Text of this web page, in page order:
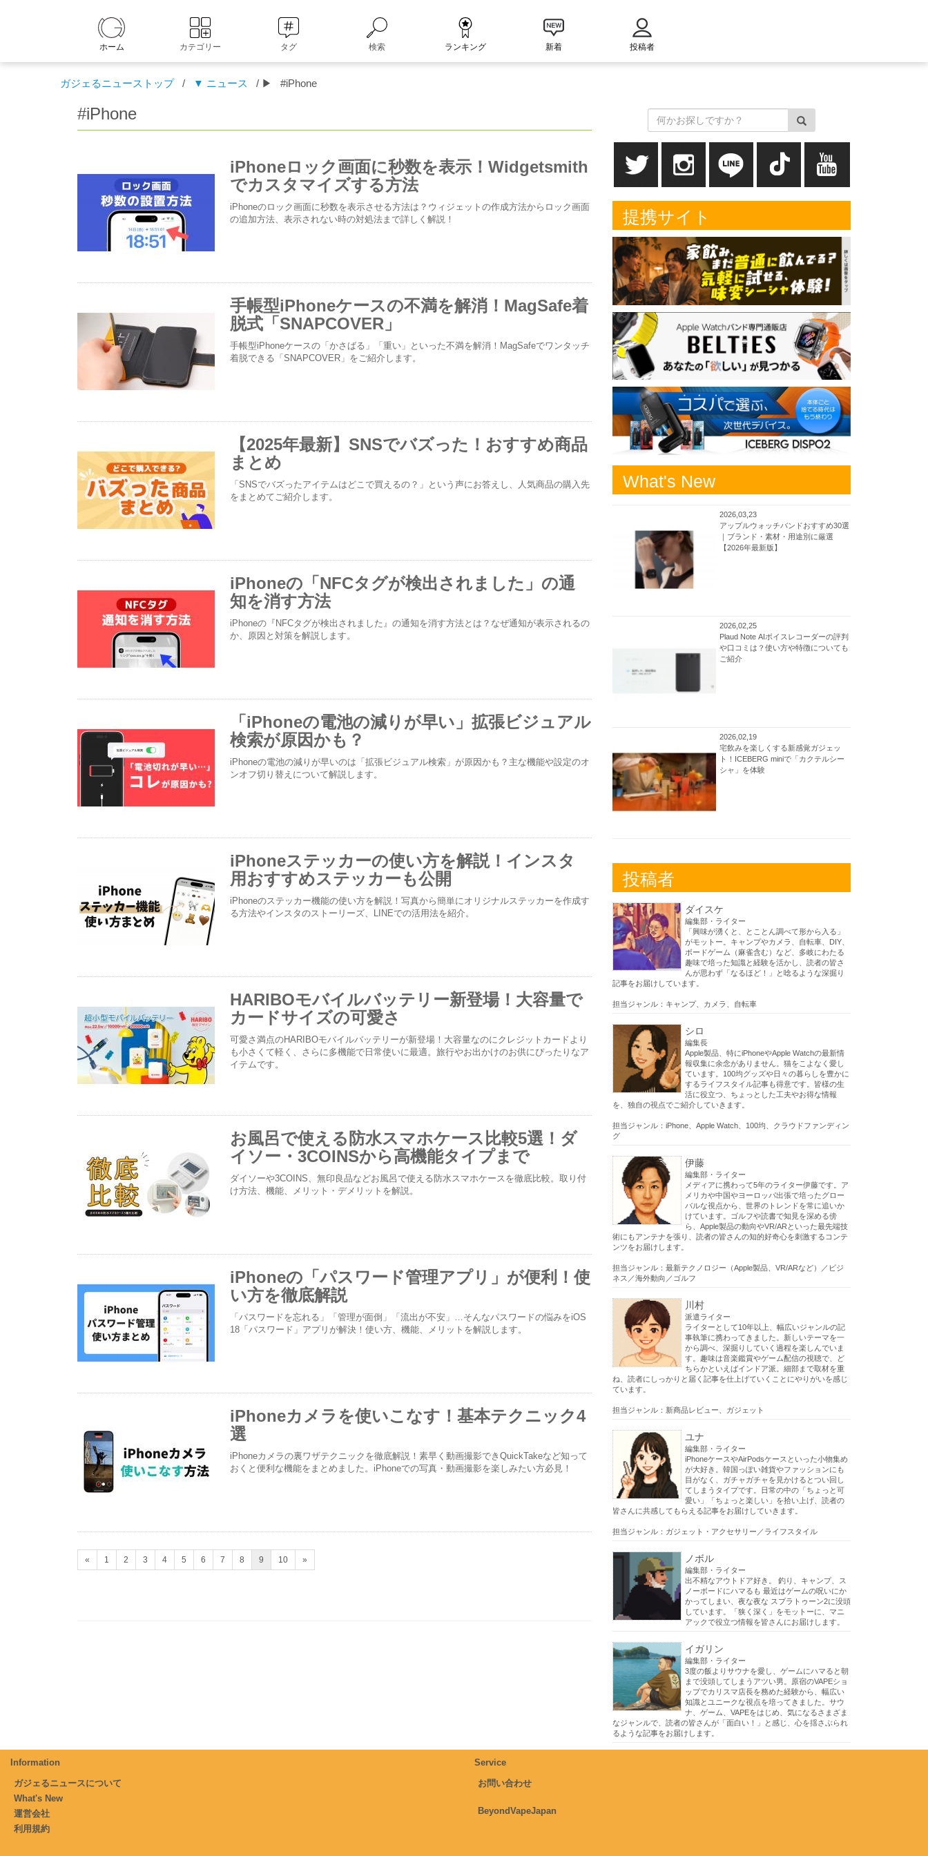
ホーム カテゴリー タグ 検索 ランキング 新着 投稿者
ガジェるニューストップ / ▼ ニュース / ▶ #iPhone
#iPhone
iPhoneロック画面に秒数を表示！Widgetsmith
でカスタマイズする方法
iPhoneのロック画面に秒数を表示させる方法は？ウィジェットの作成方法からロック画面
の追加方法、表示されない時の対処法まで詳しく解説！
手帳型iPhoneケースの不満を解消！MagSafe着
脱式「SNAPCOVER」
手帳型iPhoneケースの「かさばる」「重い」といった不満を解消！MagSafeでワンタッチ
着脱できる「SNAPCOVER」をご紹介します。
【2025年最新】SNSでバズった！おすすめ商品
まとめ
「SNSでバズったアイテムはどこで買えるの？」という声にお答えし、人気商品の購入先
をまとめてご紹介します。
iPhoneの「NFCタグが検出されました」の通
知を消す方法
iPhoneの『NFCタグが検出されました』の通知を消す方法とは？なぜ通知が表示されるの
か、原因と対策を解説します。
「iPhoneの電池の減りが早い」拡張ビジュアル
検索が原因かも？
iPhoneの電池の減りが早いのは「拡張ビジュアル検索」が原因かも？主な機能や設定のオ
ンオフ切り替えについて解説します。
iPhoneステッカーの使い方を解説！インスタ
用おすすめステッカーも公開
iPhoneのステッカー機能の使い方を解説！写真から簡単にオリジナルステッカーを作成す
る方法やインスタのストーリーズ、LINEでの活用法を紹介。
HARIBOモバイルバッテリー新登場！大容量で
カードサイズの可愛さ
可愛さ満点のHARIBOモバイルバッテリーが新登場！大容量なのにクレジットカードより
も小さくて軽く、さらに多機能で日常使いに最適。旅行やお出かけのお供にぴったりなア
イテムです。
お風呂で使える防水スマホケース比較5選！ダ
イソー・3COINSから高機能タイプまで
ダイソーや3COINS、無印良品などお風呂で使える防水スマホケースを徹底比較。取り付
け方法、機能、メリット・デメリットを解説。
iPhoneの「パスワード管理アプリ」が便利！使
い方を徹底解説
「パスワードを忘れる」「管理が面倒」「流出が不安」…そんなパスワードの悩みをiOS
18「パスワード」アプリが解決！使い方、機能、メリットを解説します。
iPhoneカメラを使いこなす！基本テクニック4
選
iPhoneカメラの裏ワザテクニックを徹底解説！素早く動画撮影できQuickTakeなど知って
おくと便利な機能をまとめました。iPhoneでの写真・動画撮影を楽しみたい方必見！
« 1 2 3 4 5 6 7 8 9 10 »
提携サイト
What's New
2026,03,23
アップルウォッチバンドおすすめ30選
｜ブランド・素材・用途別に厳選
【2026年最新版】
2026,02,25
Plaud Note AIボイスレコーダーの評判
や口コミは？使い方や特徴についても
ご紹介
2026,02,19
宅飲みを楽しくする新感覚ガジェッ
ト！ICEBERG miniで「カクテルシー
シャ」を体験
投稿者
ダイスケ
編集部・ライター
「興味が湧くと、とことん調べて形から入る」
がモットー。キャンプやカメラ、自転車、DIY、
ボードゲーム（麻雀含む）など、多岐にわたる
趣味で培った知識と経験を活かし、読者の皆さ
んが思わず「なるほど！」と唸るような深掘り
記事をお届けしています。
担当ジャンル：キャンプ、カメラ、自転車
シロ
編集長
Apple製品、特にiPhoneやApple Watchの最新情
報収集に余念がありません。猫をこよなく愛し
ています。100均グッズや日々の暮らしを豊かに
するライフスタイル記事も得意です。皆様の生
活に役立つ、ちょっとした工夫やお得な情報
を、独自の視点でご紹介していきます。
担当ジャンル：iPhone、Apple Watch、100均、クラウドファンディン
グ
伊藤
編集部・ライター
メディアに携わって5年のライター伊藤です。ア
メリカや中国やヨーロッパ出張で培ったグロー
バルな視点から、世界のトレンドを常に追いか
けています。ゴルフや読書で知見を深める傍
ら、Apple製品の動向やVR/ARといった最先端技
術にもアンテナを張り、読者の皆さんの知的好奇心を刺激するコンテ
ンツをお届けします。
担当ジャンル：最新テクノロジー（Apple製品、VR/ARなど）／ビジ
ネス／海外動向／ゴルフ
川村
派遣ライター
ライターとして10年以上、幅広いジャンルの記
事執筆に携わってきました。新しいテーマを一
から調べ、深掘りしていく過程を楽しんでいま
す。趣味は音楽鑑賞やゲーム配信の視聴で、ど
ちらかといえばインドア派。細部まで取材を重
ね、読者にしっかりと届く記事を仕上げていくことにやりがいを感じ
ています。
担当ジャンル：新商品レビュー、ガジェット
ユナ
編集部・ライター
iPhoneケースやAirPodsケースといった小物集め
が大好き。韓国っぽい雑貨やファッションにも
目がなく、ガチャガチャを見かけるとつい回し
てしまうタイプです。日常の中の「ちょっと可
愛い」「ちょっと楽しい」を拾い上げ、読者の
皆さんに共感してもらえる記事をお届けしていきます。
担当ジャンル：ガジェット・アクセサリー／ライフスタイル
ノボル
編集部・ライター
出不精なアウトドア好き。 釣り、キャンプ、ス
ノーボードにハマるも 最近はゲームの呪いにか
かってしまい、夜な夜な スプラトゥーン2に没頭
しています。「狭く深く」をモットーに、マニ
アックで役立つ情報を皆さんにお届けします。
イガリン
編集部・ライター
3度の飯よりサウナを愛し、ゲームにハマると朝
まで没頭してしまうアツい男。原宿のVAPEショ
ップでカリスマ店長を務めた経験から、幅広い
知識とユニークな視点を培ってきました。サウ
ナ、ゲーム、VAPEをはじめ、気になるさまざま
なジャンルで、読者の皆さんが「面白い！」と感じ、心を揺さぶられ
るような記事をお届けします。
Information
ガジェるニュースについて
What's New
運営会社
利用規約
Service
お問い合わせ
BeyondVapeJapan